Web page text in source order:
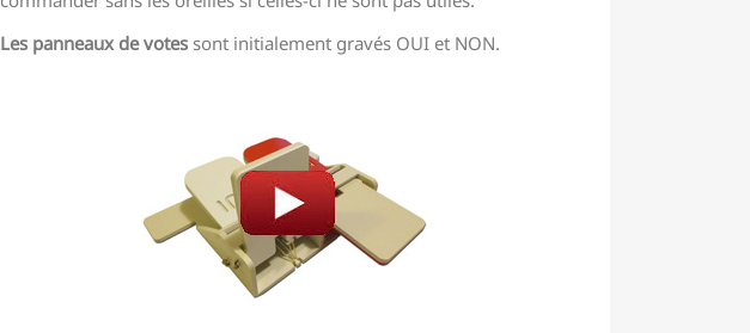
Les panneaux de votes sont initialement gravés OUI et NON.